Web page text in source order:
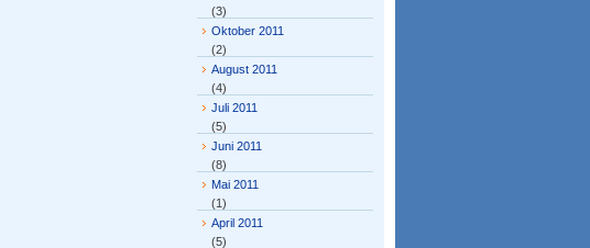
(3)
Oktober 2011
(2)
August 2011
(4)
Juli 2011
(5)
Juni 2011
(8)
Mai 2011
(1)
April 2011
(5)